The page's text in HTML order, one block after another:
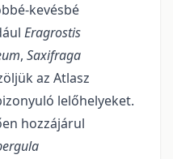
kevésbé
Eragrostis
, Saxifraga
az Atlasz
lelőhelyeket.
hozzájárul